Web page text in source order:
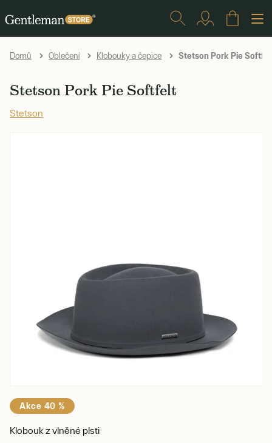
Domů Oblečení Klobouky a čepice Stetson Pork Pie
Stetson Pork Pie Softfelt
Stetson
Akce 40 %
Klobouk z vlněné plsti